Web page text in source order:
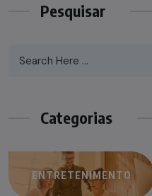
Pesquisar
Categorias
ENTRETENIMENTO